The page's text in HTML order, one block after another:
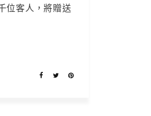
位客人，將贈送